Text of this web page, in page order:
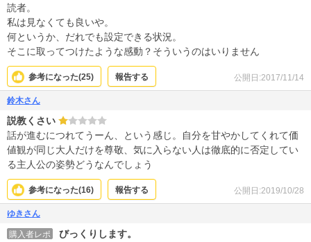
読者。
私は見なくても良いや。
何というか、だれでも設定できる状況。
そこに取ってつけたような感動？そういうのはいりません
公開日:2017/11/14
参考になった(25) 報告する
鈴木さん
説教くさい
話が進むにつれてうーん、という感じ。自分を甘やかしてくれて価
値観が同じ大人だけを尊敬、気に入らない人は徹底的に否定してい
る主人公の姿勢どうなんでしょう
公開日:2019/10/28
参考になった(16) 報告する
ゆきさん
購入者レポ
びっくりします。